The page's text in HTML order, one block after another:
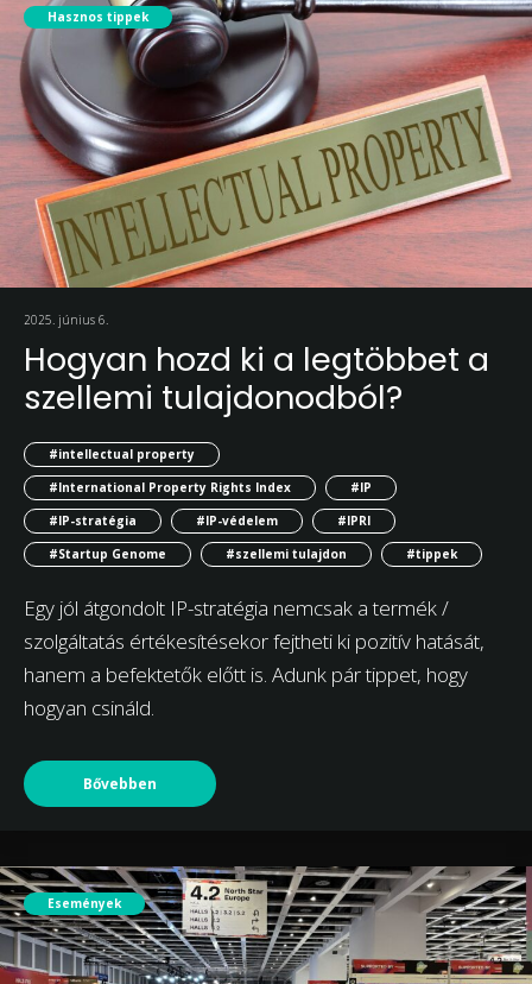
Hasznos tippek
2025. június 6.
Hogyan hozd ki a legtöbbet a
szellemi tulajdonodból?
#intellectual property
#International Property Rights Index
#IP
#IP-stratégia
#IP-védelem
#IPRI
#Startup Genome
#szellemi tulajdon #tippek
Egy jól átgondolt IP-stratégia nemcsak a termék /
szolgáltatás értékesítésekor fejtheti ki pozitív hatását,
hanem a befektetők előtt is. Adunk pár tippet, hogy
hogyan csináld.
Bővebben
Események